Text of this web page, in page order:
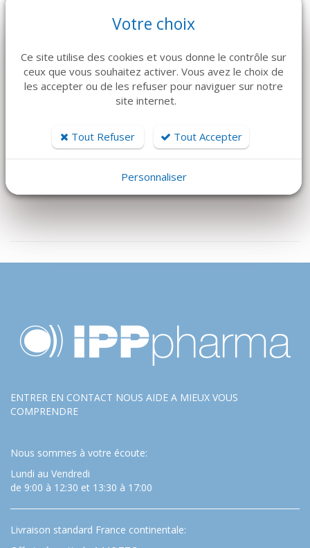
VOIR LE DÉTAIL
PhotoBioModulation
17 000 €
ENTRER EN CONTACT NOUS AIDE A MIEUX VOUS
COMPRENDRE
Nous sommes à votre écoute:
Lundi au Vendredi
de 9:00 à 12:30 et 13:30 à 17:00
Livraison standard France continentale:
Votre choix
Ce site utilise des cookies et vous donne le contrôle sur
ceux que vous souhaitez activer. Vous avez le choix de
les accepter ou de les refuser pour naviguer sur notre
site internet.
Tout Refuser Tout Accepter
Personnaliser